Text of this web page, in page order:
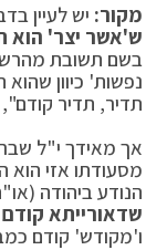
מקור: יש לעיין
ש'אשר יצר' הוא
בשם תשובת
נפשות' כיוון
תדיר, תדיר
אך מאידך י"ל
מסעודתו אזי הוא
הנודע ביהודה
שדאורייתא
ו'מקודש' קודם